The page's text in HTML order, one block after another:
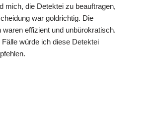
mich, die Detektei zu beauftragen,
war goldrichtig. Die
waren effizient und unbürokratisch.
Fälle würde ich diese Detektei